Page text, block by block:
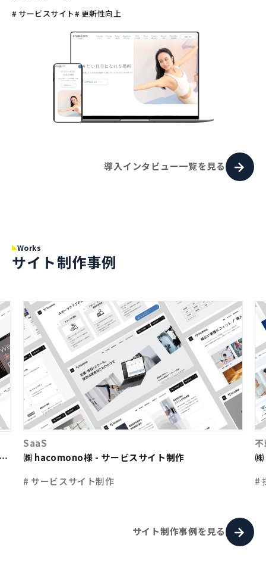
# サービスサイト# 更新性向上
導入インタビュー一覧を見る
Works
サイト制作事例
SaaS
㈱ hacomono様 - サービスサイト制作
# サービスサイト制作
#
サイト制作事例を見る